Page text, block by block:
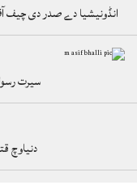
انڈونیشیا دے صدر دی چیف
سیرت
دنیاوچ